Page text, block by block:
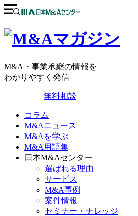
M&A・事業承継の情報を
わかりやすく発信
無料相談
コラム
M&Aニュース
M&Aを学ぶ
M&A用語集
日本M&Aセンター
選ばれる理由
サービス
M&A事例
案件情報
セミナー・ナレッジ